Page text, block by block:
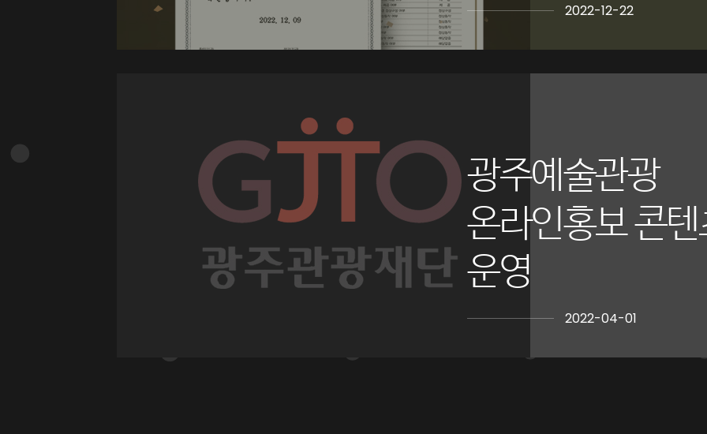
2022-12-22
광주예술관광
온라인홍보 콘
운영
2022-04-01